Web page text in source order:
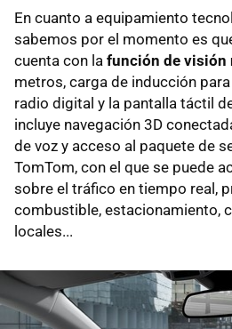
En cuanto a equipamiento
sabemos por el momento es
cuenta con la función de visión
metros, carga de inducción
radio digital y la pantalla táctil
incluye navegación 3D
de voz y acceso al paquete de
TomTom, con el que se puede
sobre el tráfico en tiempo real,
combustible, estacionamiento,
locales...